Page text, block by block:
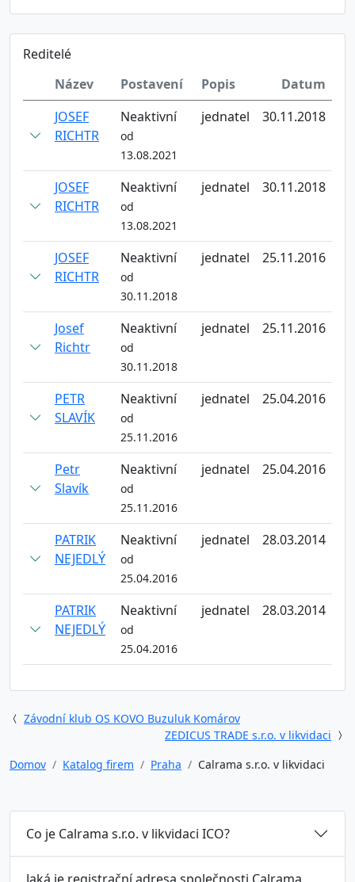
Reditelé
Název
Postavení Popis
Datum
JOSEF
RICHTR
Neaktivní
od
13.08.2021
jednatel 30.11.2018
JOSEF
RICHTR
Neaktivní
od
13.08.2021
jednatel 30.11.2018
JOSEF
RICHTR
Neaktivní
od
30.11.2018
jednatel 25.11.2016
Josef
Richtr
Neaktivní
od
30.11.2018
jednatel 25.11.2016
PETR
SLAVÍK
Neaktivní
od
25.11.2016
jednatel 25.04.2016
Petr
Slavík
Neaktivní
od
25.11.2016
jednatel 25.04.2016
PATRIK
NEJEDLÝ
Neaktivní
od
25.04.2016
jednatel 28.03.2014
PATRIK
NEJEDLÝ
Neaktivní
od
25.04.2016
jednatel 28.03.2014
Závodní klub OS KOVO Buzuluk Komárov
ZEDICUS TRADE s.r.o. v likvidaci
Domov
Katalog firem Praha Calrama s.r.o. v likvidaci
Co je Calrama s.r.o. v likvidaci ICO?